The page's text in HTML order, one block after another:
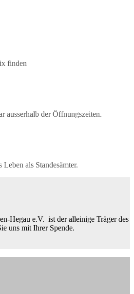
finden
ausserhalb der Öffnungszeiten.
als Standesämter.
Hegau e.V. ist der alleinige Träger des
uns mit Ihrer Spende.